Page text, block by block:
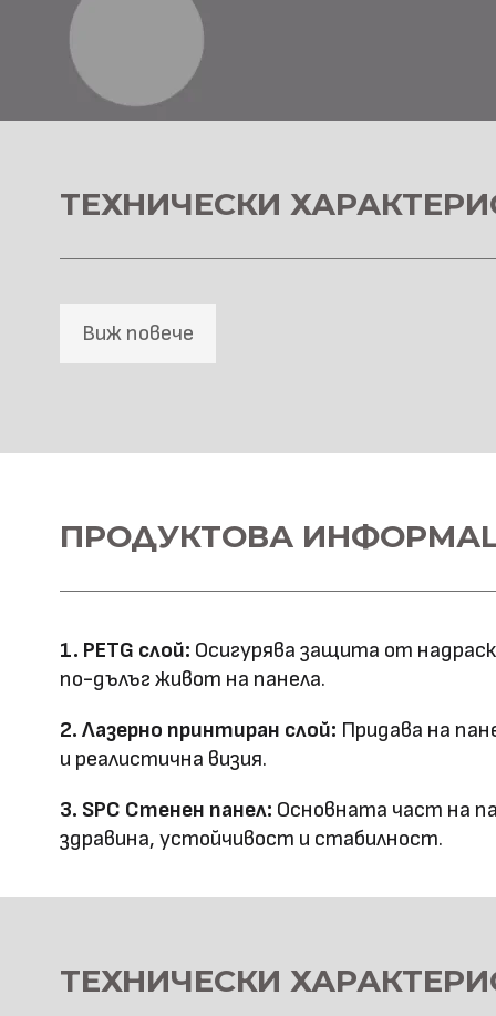
ТЕХНИЧЕСКИ
Виж повече
напречно сечение
SPC+PETG
Дебелина: 5
технология
Лазерно принтиране
Оценка за
ефективност
Клас на горимост
Предимства водоустойчив &
ПРОДУКТОВА
1. PETG слой: Осигурява защита от
по-дълъг живот на панела.
2. Лазерно принтиран слой: Придава на
и реалистична визия.
3. SPC Стенен панел: Основната част на
здравина, устойчивост и стабилност.
ТЕХНИЧЕСКИ